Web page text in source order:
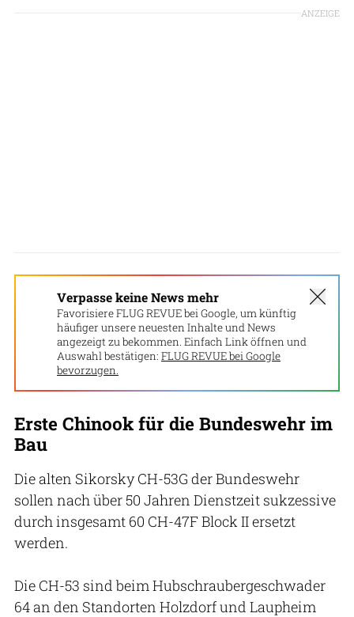
ANZEIGE
Verpasse keine News mehr
Favorisiere FLUG REVUE bei Google, um künftig
häufiger unsere neuesten Inhalte und News
angezeigt zu bekommen. Einfach Link öffnen und
Auswahl bestätigen: FLUG REVUE bei Google
bevorzugen.
Erste Chinook für die Bundeswehr im
Bau
Die alten Sikorsky CH-53G der Bundeswehr
sollen nach über 50 Jahren Dienstzeit sukzessive
durch insgesamt 60 CH-47F Block II ersetzt
werden.
Die CH-53 sind beim Hubschraubergeschwader
64 an den Standorten Holzdorf und Laupheim